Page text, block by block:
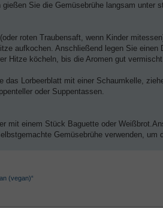
Sie die Gemüsebrühe langsam unter
roten Traubensaft, wenn Kinder
aufkochen. Anschließend legen Sie
Hitze köcheln, bis die Aromen gut
das Lorbeerblatt mit einer Schaumkelle,
oder Suppentassen.
mit einem Stück Baguette oder
Gemüsebrühe verwenden,
(vegan)“